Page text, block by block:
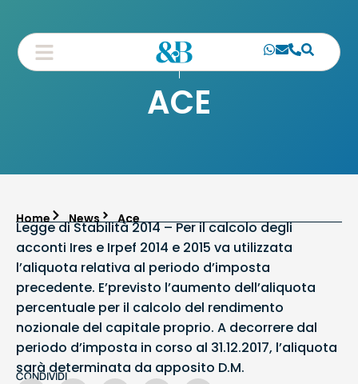
ACE
Home News Ace
Legge di Stabilità 2014 – Per il calcolo degli
acconti Ires e Irpef 2014 e 2015 va utilizzata
l’aliquota relativa al periodo d’imposta
precedente. E’previsto l’aumento dell’aliquota
percentuale per il calcolo del rendimento
nozionale del capitale proprio. A decorrere dal
periodo d’imposta in corso al 31.12.2017, l’aliquota
sarà determinata da apposito D.M.
CONDIVIDI